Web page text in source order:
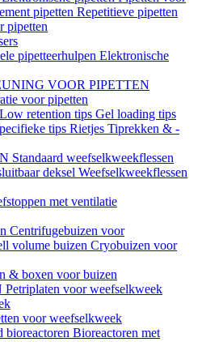
pipetten Repetitieve pipetten
pipetten
pipetteerhulpen Elektronische
VOOR PIPETTEN
voor pipetten
Low retention tips Gel loading tips
tips Rietjes Tiprekken & -
Standaard weefselkweekflessen
deksel Weefselkweekflessen
met ventilatie
Centrifugebuizen voor
volume buizen Cryobuizen voor
& boxen voor buizen
Petriplaten voor weefselkweek
voor weefselkweek
bioreactoren Bioreactoren met